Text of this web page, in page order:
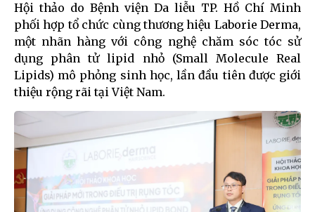
Hội thảo do Bệnh viện Da liễu TP. Hồ Chí Minh
phối hợp tổ chức cùng thương hiệu Laborie Derma,
một nhãn hàng với công nghệ chăm sóc tóc sử
dụng phân tử lipid nhỏ (Small Molecule Real
Lipids) mô phỏng sinh học, lần đầu tiên được giới
thiệu rộng rãi tại Việt Nam.